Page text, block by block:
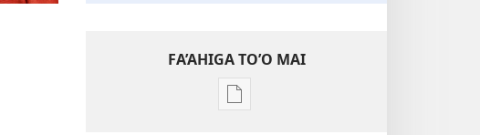
FA’AHIGA TO’O MAI
Publication